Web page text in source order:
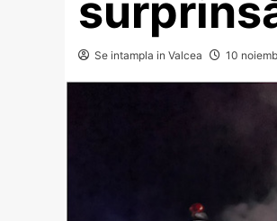
Se intampla in Valcea 10